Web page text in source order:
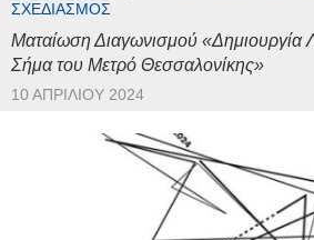
ΣΧΕΔΙΑΣΜΌΣ
Ματαίωση Διαγωνισμού «Δημιουργία
Σήμα του Μετρό Θεσσαλονίκης»
10 ΑΠΡΙΛΊΟΥ 2024